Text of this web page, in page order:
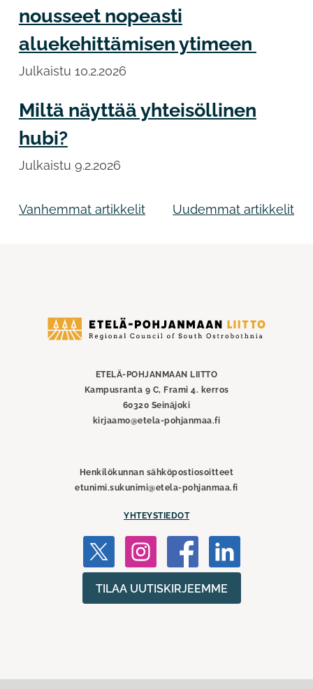
nousseet nopeasti
aluekehittämisen ytimeen
Julkaistu 10.2.2026
Miltä näyttää yhteisöllinen
hubi?
Julkaistu 9.2.2026
Artikkelien
Vanhemmat artikkelit Uudemmat artikkelit
Etelä-
ETELÄ-POHJANMAAN LIITTO
Kampusranta 9 C, Frami 4. kerros
60320 Seinäjoki
kirjaamo@etela-pohjanmaa.fi
Henkilökunnan sähköpostiosoitteet
etunimi.sukunimi@etela-pohjanmaa.fi
YHTEYSTIEDOT
TILAA UUTISKIRJEEMME